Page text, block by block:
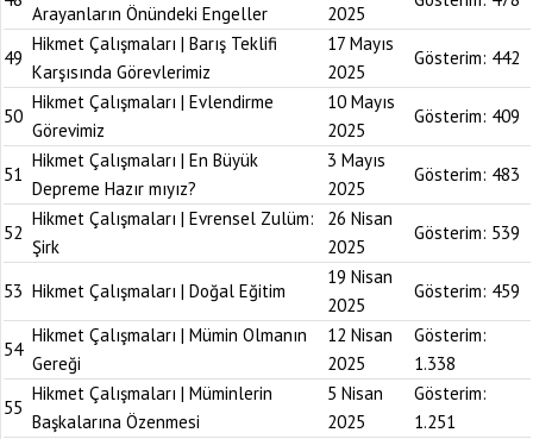
Arayanların Önündeki Engeller 2025
49
Hikmet Çalışmaları | Barış Teklifi
Karşısında Görevlerimiz
17 Mayıs
2025
Gösterim: 442
50
Hikmet Çalışmaları | Evlendirme
Görevimiz
10 Mayıs
2025
Gösterim: 409
51
Hikmet Çalışmaları | En Büyük
Depreme Hazır mıyız?
3 Mayıs
2025
Gösterim: 483
52
Hikmet Çalışmaları | Evrensel Zulüm:
Şirk
26 Nisan
2025
Gösterim: 539
53 Hikmet Çalışmaları | Doğal Eğitim
19 Nisan
2025
Gösterim: 459
54
Hikmet Çalışmaları | Mümin Olmanın
Gereği
12 Nisan
2025
Gösterim:
1.338
55
Hikmet Çalışmaları | Müminlerin
Başkalarına Özenmesi
5 Nisan
2025
Gösterim:
1.251